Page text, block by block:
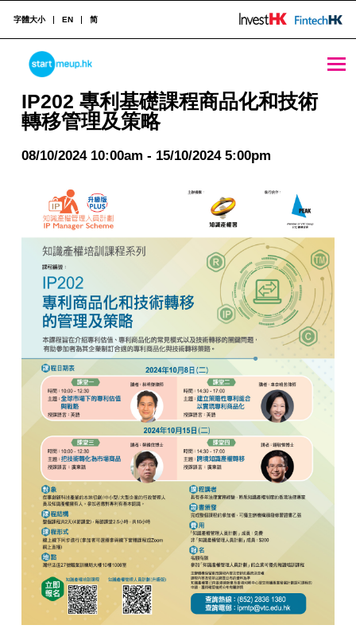
IP202 專利基礎課程商品化和技術轉移管理及策略 - StartmeupHK
STARTMEUPHK
字體大小 EN 简
IP202 專利基礎課程商品化和技術
轉移管理及策略
08/10/2024 10:00am - 15/10/2024 5:00pm